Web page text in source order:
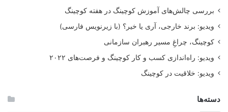
بررسی چالش‌های آموزش کوچینگ در هفته کوچینگ
ویدیو: برند خارجی، آری یا خیر؟ (با زیرنویس فارسی)
کوچینگ، چراغِ مسیر رهبران سازمانی
ویدیو: راه‌اندازی کسب و کار کوچینگ و فرصت‌های ۲۰۲۲
ویدیو: خلاقیت در کوچینگ
دسته‌ها